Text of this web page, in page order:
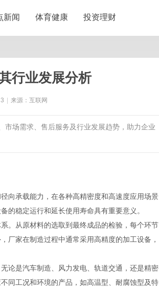
新闻 体育健康 投资理财
行业发展分析
3 来源：互联网
市场需求、售后服务及行业发展趋势，助力企业
向承载能力，在各种高精密度和高速度应用场景
的稳定运行和延长使用寿命具有重要意义。
。从原材料的选取到最终成品的检验，每个环节
厂家在制造过程中通常采用高精度的加工设备，
论是汽车制造、风力发电、轨道交通，还是精密
同工况和环境的产品，如高温型、耐腐蚀型及特